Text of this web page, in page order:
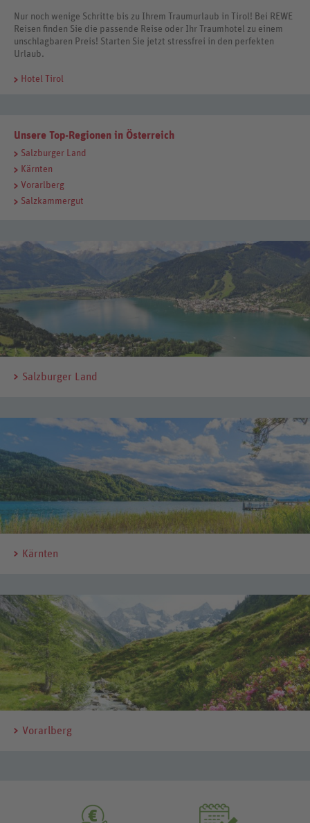
Nur noch wenige Schritte bis zu Ihrem Traumurlaub in Tirol! Bei REWE
Reisen finden Sie die passende Reise oder Ihr Traumhotel zu einem
unschlagbaren Preis! Starten Sie jetzt stressfrei in den perfekten
Urlaub.
Hotel Tirol
Unsere Top-Regionen in Österreich
Salzburger Land
Kärnten
Vorarlberg
Salzkammergut
Salzburger Land
Kärnten
Vorarlberg